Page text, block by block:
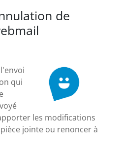
de
qui
les modifications
jointe ou renoncer à